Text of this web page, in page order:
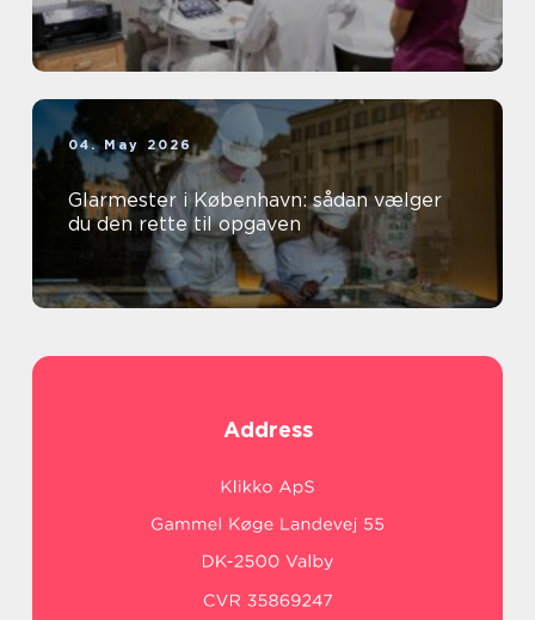
04. May 2026
Glarmester i København: sådan vælger
du den rette til opgaven
Address